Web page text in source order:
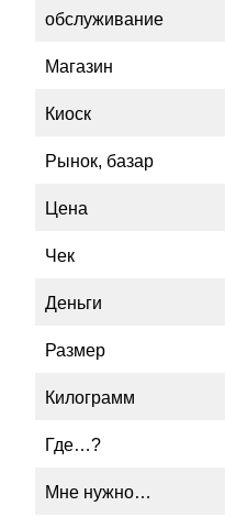
обслуживание
Магазин
Киоск
Рынок, базар
Цена
Чек
Деньги
Размер
Килограмм
Где…?
Мне нужно…